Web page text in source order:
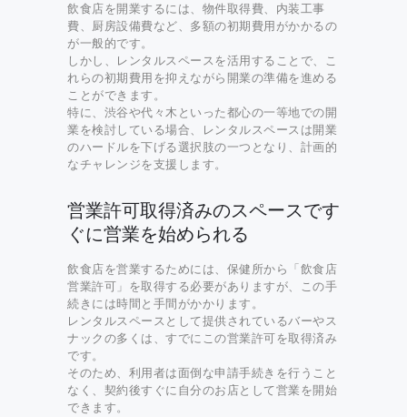
飲食店を開業するには、物件取得費、内装工事
費、厨房設備費など、多額の初期費用がかかるの
が一般的です。
しかし、レンタルスペースを活用することで、こ
れらの初期費用を抑えながら開業の準備を進める
ことができます。
特に、渋谷や代々木といった都心の一等地での開
業を検討している場合、レンタルスペースは開業
のハードルを下げる選択肢の一つとなり、計画的
なチャレンジを支援します。
営業許可取得済みのスペースです
ぐに営業を始められる
飲食店を営業するためには、保健所から「飲食店
営業許可」を取得する必要がありますが、この手
続きには時間と手間がかかります。
レンタルスペースとして提供されているバーやス
ナックの多くは、すでにこの営業許可を取得済み
です。
そのため、利用者は面倒な申請手続きを行うこと
なく、契約後すぐに自分のお店として営業を開始
できます。